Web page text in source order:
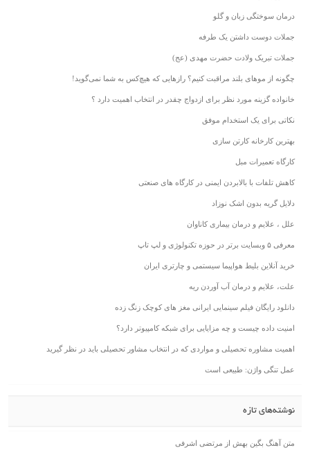
درمان سوختگی زبان و گلو
جملات دوست داشتن یک طرفه
جملات تبریک ولادت حضرت مهدی (عج)
چگونه از موهای بلند مراقبت کنیم؟ رازهایی که هیچ‌کس به شما نمی‌گوید!
خانواده گزینه مورد نظر برای ازدواج چقدر در انتخاب اهمیت دارد ؟
نکاتی برای یک استخدام موفق
بهترین کارخانه کارتن سازی
کارگاه تعمیرات مبل
کاهش تلفات با بالابردن ایمنی در کارگاه های صنعتی
دلایل گریه بدون اشک نوزاد
علل ، علایم و درمان بیماری کاناوان
معرفی ۵ وبسایت برتر در حوزه تکنولوژی و لپ تاپ
خرید آنلاین بلیط هواپیما سیستمی و چارتری ایران
علت، علایم و درمان آب آوردن ریه
دانلود رایگان فیلم سینمایی ایرانی مغز های کوچک زنگ زده
امنیت داده چیست و چه مزایایی برای شبکه کامپیوتر دارد؟
اهمیت مشاوره تحصیلی و مواردی که در انتخاب مشاور تحصیلی باید در نظر گیرید
عمل تنگی واژن: طبیعی است
نوشته‌های تازه
متن آهنگ بگین بهش از مرتضی اشرفی